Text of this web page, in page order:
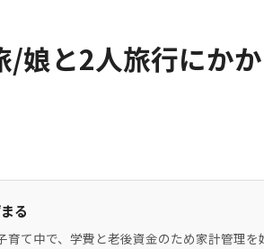
/娘と2人旅行にか
る
て中で、学費と老後資金のため家計管理を